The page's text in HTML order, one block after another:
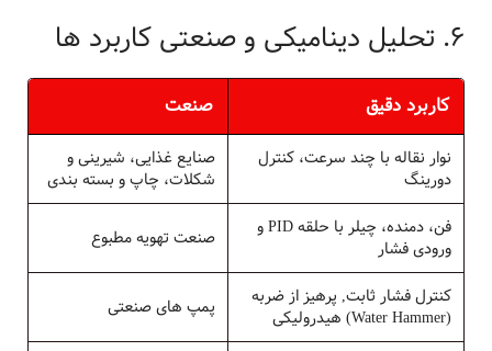
6. تحلیل دینامیکی و صنعتی کاربرد ها
كاربرد دقيق صنعت
نوار نقاله با چند سرعت، كنترل
دورينگ
صنايع غذايى، شیرینی و
شکلات، چاپ و بسته بندی
فن، دمنده، چيلر با حلقه PID و
ورودى فشار
صنعت تهويه مطبوع
کنترل فشار ثابت, پرهيز از ضربه
(Water Hammer) هيدروليکى
پمپ هاى صنعتى